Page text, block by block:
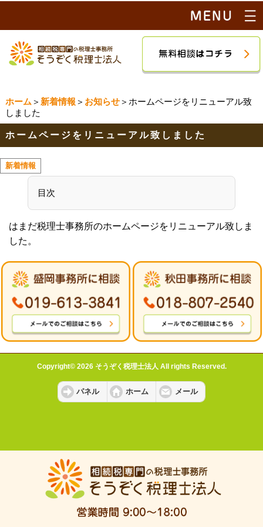
ホーム ＞ 新着情報 ＞ お知らせ＞ホームページをリニューアル致
しました
ホームページをリニューアル致しました
新着情報
目次
はまだ税理士事務所のホームページをリニューアル致しま
した。
Copyright© 2026 そうぞく税理士法人 All rights Reserved.
パネル ホーム メール